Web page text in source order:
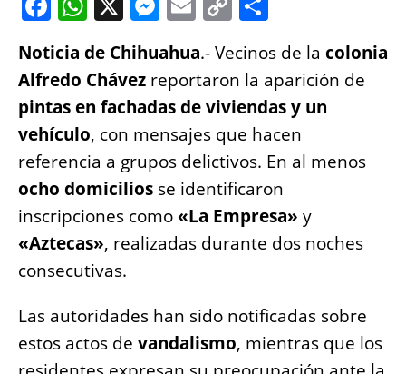
a
c
e
b
o
o
k
h
at
s
A
p
p
e
ss
e
n
g
er
ai
l
p
y
Li
n
k
a
re
Noticia de Chihuahua.- Vecinos de la colonia
Alfredo Chávez reportaron la aparición de
pintas en fachadas de viviendas y un
vehículo, con mensajes que hacen
referencia a grupos delictivos. En al menos
ocho domicilios se identificaron
inscripciones como«La Empresa» y
«Aztecas», realizadas durante dos noches
consecutivas.
Las autoridades han sido notificadas sobre
estos actos de vandalismo, mientras que los